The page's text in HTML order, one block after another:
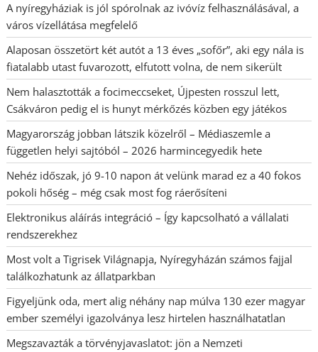
A nyíregyháziak is jól spórolnak az ivóvíz felhasználásával, a
város vízellátása megfelelő
Alaposan összetört két autót a 13 éves „sofőr”, aki egy nála is
fiatalabb utast fuvarozott, elfutott volna, de nem sikerült
Nem halasztották a focimeccseket, Újpesten rosszul lett,
Csákváron pedig el is hunyt mérkőzés közben egy játékos
Magyarország jobban látszik közelről – Médiaszemle a
független helyi sajtóból – 2026 harmincegyedik hete
Nehéz időszak, jó 9-10 napon át velünk marad ez a 40 fokos
pokoli hőség – még csak most fog ráerősíteni
Elektronikus aláírás integráció – Így kapcsolható a vállalati
rendszerekhez
Most volt a Tigrisek Világnapja, Nyíregyházán számos fajjal
találkozhatunk az állatparkban
Figyeljünk oda, mert alig néhány nap múlva 130 ezer magyar
ember személyi igazolványa lesz hirtelen használhatatlan
Megszavazták a törvényjavaslatot: jön a Nemzeti